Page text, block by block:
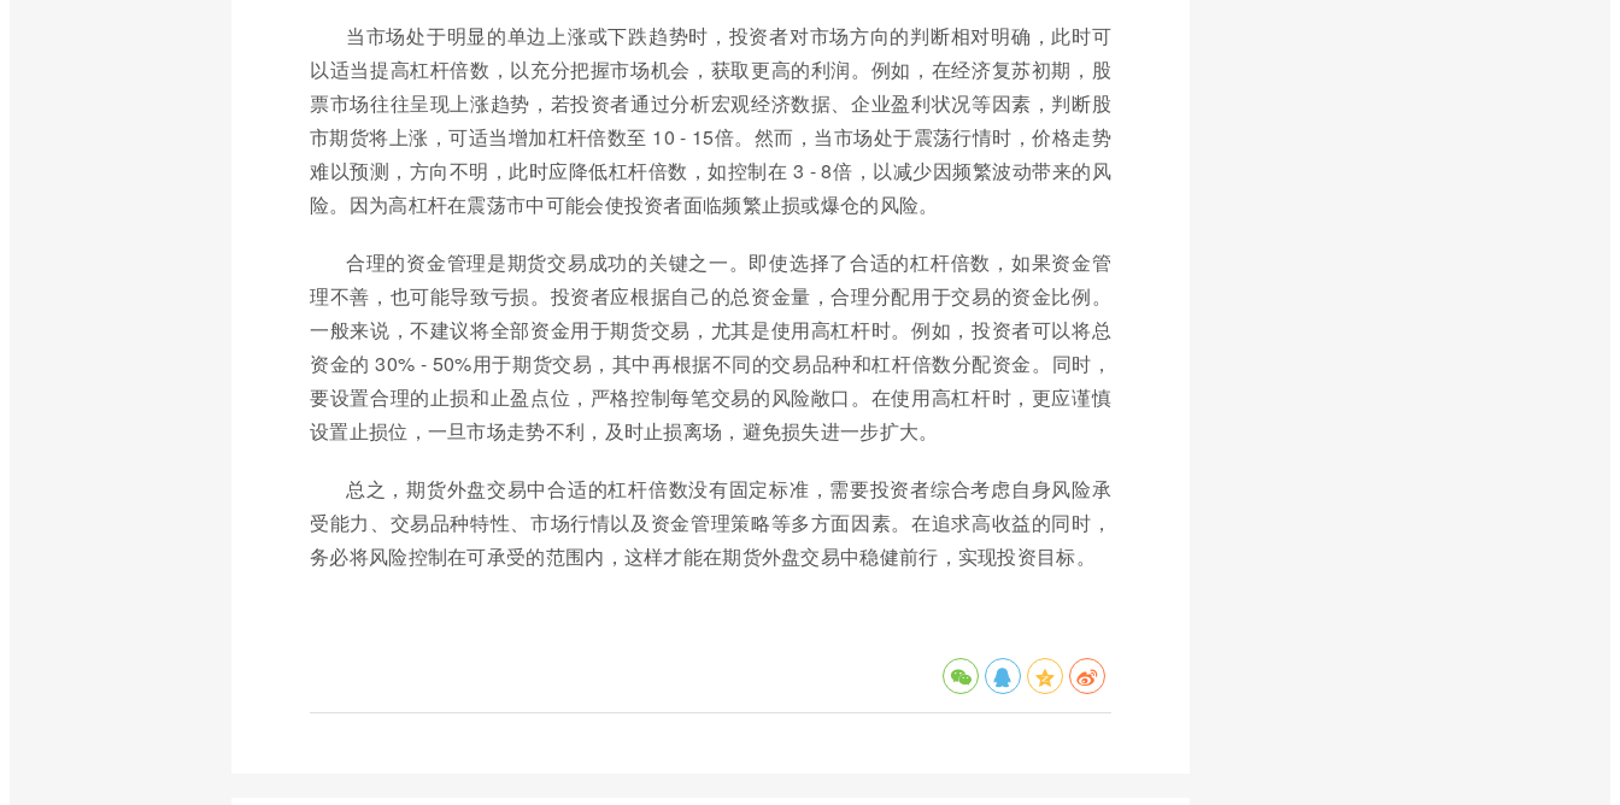
当市场处于明显的单边上涨或下跌趋势时，投资者对市场方向的判断相对明确，此时可
以适当提高杠杆倍数，以充分把握市场机会，获取更高的利润。例如，在经济复苏初期，股
票市场往往呈现上涨趋势，若投资者通过分析宏观经济数据、企业盈利状况等因素，判断股
市期货将上涨，可适当增加杠杆倍数至 10 - 15倍。然而，当市场处于震荡行情时，价格走势
难以预测，方向不明，此时应降低杠杆倍数，如控制在 3 - 8倍，以减少因频繁波动带来的风
险。因为高杠杆在震荡市中可能会使投资者面临频繁止损或爆仓的风险。
合理的资金管理是期货交易成功的关键之一。即使选择了合适的杠杆倍数，如果资金管
理不善，也可能导致亏损。投资者应根据自己的总资金量，合理分配用于交易的资金比例。
一般来说，不建议将全部资金用于期货交易，尤其是使用高杠杆时。例如，投资者可以将总
资金的 30% - 50%用于期货交易，其中再根据不同的交易品种和杠杆倍数分配资金。同时，
要设置合理的止损和止盈点位，严格控制每笔交易的风险敞口。在使用高杠杆时，更应谨慎
设置止损位，一旦市场走势不利，及时止损离场，避免损失进一步扩大。
总之，期货外盘交易中合适的杠杆倍数没有固定标准，需要投资者综合考虑自身风险承
受能力、交易品种特性、市场行情以及资金管理策略等多方面因素。在追求高收益的同时，
务必将风险控制在可承受的范围内，这样才能在期货外盘交易中稳健前行，实现投资目标。